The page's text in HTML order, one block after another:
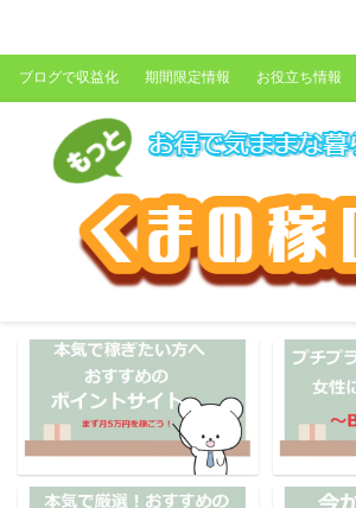
ブログで収益化 期間限定情報 お役立ち情報